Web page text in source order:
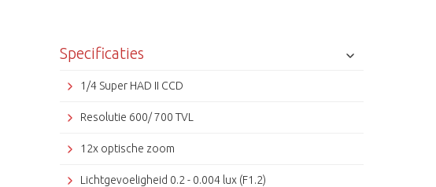
Specificaties
1/4 Super HAD II CCD
Resolutie 600/ 700 TVL
12x optische zoom
Lichtgevoeligheid 0.2 - 0.004 lux (F1.2)